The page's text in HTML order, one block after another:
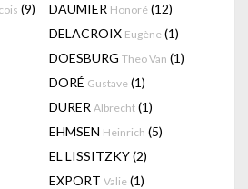
(9) DAUMIER Honoré (12)
DELACROIX Eugène (1)
DOESBURG Theo Van (1)
DORÉ Gustave (1)
DURER Albrecht (1)
EHMSEN Heinrich (5)
EL LISSITZKY(2)
EXPORT Valie (1)